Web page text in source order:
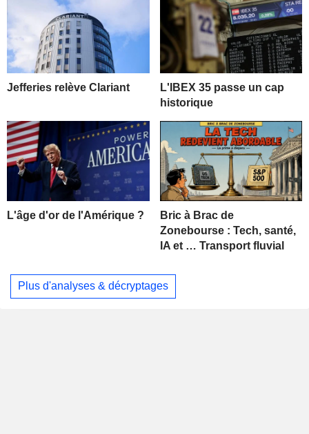
Jefferies relève Clariant
L'IBEX 35 passe un cap
historique
L'âge d'or de l'Amérique ?
Bric à Brac de
Zonebourse : Tech, santé,
IA et … Transport fluvial
Plus d'analyses & décryptages